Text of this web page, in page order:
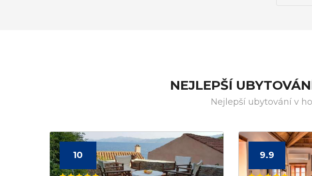
NEJLEPŠÍ
Nejlepší ubytování v
10 9.9